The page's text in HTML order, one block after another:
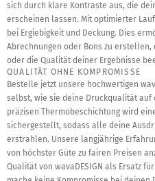
sich durch klare Kontraste aus, die
erscheinen lassen. Mit optimierter
bei Ergiebigkeit und Deckung. Dies
Abrechnungen oder Bons zu
oder die Qualität deiner Ergebnisse
QUALITÄT OHNE KOMPROMISSE
Bestelle jetzt unsere hochwertigen
selbst, wie sie deine Druckqualität auf
präzisen Thermobeschichtung wird
sichergestellt, sodass alle deine
erstrahlen. Unsere langjährige
von höchster Güte zu fairen Preisen
Qualität von wavaDESIGN als Ersatz